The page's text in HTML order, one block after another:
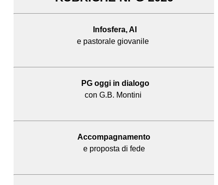
Infosfera, AI
e pastorale giovanile
PG oggi in dialogo
con G.B. Montini
Accompagnamento
e proposta di fede